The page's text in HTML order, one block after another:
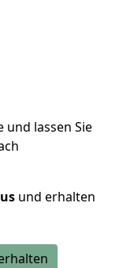
und lassen Sie
und erhalten